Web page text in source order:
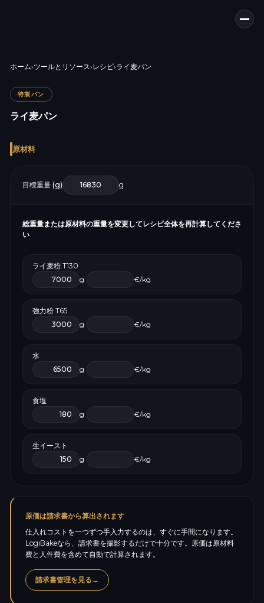
ホーム›ツールとリソース›レシピ›ライ麦パン
特製パン
ライ麦パン
原材料
目標重量 (g) g
総重量または原材料の重量を変更してレシピ全体を再計算してくださ
い
ライ麦粉 T130
g
€/kg
強力粉 T65
g
€/kg
水
g
€/kg
食塩
g
€/kg
生イースト
g
€/kg
原価は請求書から算出されます
仕入れコストを一つずつ手入力するのは、すぐに手間になります。
LogiBakeなら、請求書を撮影するだけで十分です。原価は原材料
費と人件費を含めて自動で計算されます。
請求書管理を見る →